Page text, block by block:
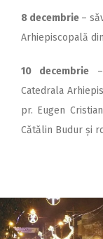
8 decembrie –
Arhiepiscopală
10 decembrie–
Catedrala
pr. Eugen
Cătălin Budur și